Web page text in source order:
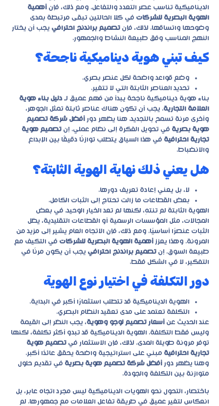
الديناميكية تناسب عصر التعدد والتفاعل. ومع ذلك، فإن أهمية
الهوية البصرية للشركات في كلا الحالتين تبقى مرتبطة بمدى
وضوحها واتساقها. لذلك، فإن تصميم براندنج احترافي يجب أن يختار
النهج المناسب وفق طبيعة النشاط والجمهور.
كيف تبني هوية ديناميكية ناجحة؟
وضع قواعد واضحة لكل عنصر بصري.
تحديد العناصر الثابتة التي لا تتغير.
بناء هوية ديناميكية ناجحة يبدأ من فهم عميق لـ دليل بناء هوية
العلامة التجارية. يجب أن تكون هناك عناصر ثابتة تمثل الجوهر،
وأخرى مرنة تسمح بالتجديد. هنا يظهر دور أفضل شركة تصميم
هوية بصرية في تحويل الفكرة إلى نظام عملي. إن تصميم هوية
تجارية احترافية في هذا السياق يتطلب توازنًا دقيقًا بين الإبداع
والانضباط.
هل يعني ذلك نهاية الهوية الثابتة؟
لا، بل يعني إعادة تعريف دورها.
بعض القطاعات ما زالت تحتاج إلى الثبات الكامل.
الهوية الثابتة لم تنتهِ، لكنها لم تعد الخيار الوحيد. في بعض
المجالات، مثل المؤسسات الرسمية أو القطاعات التقليدية، يظل
الثبات عنصرًا أساسيًا. ومع ذلك، فإن الاتجاه العام يشير إلى مزيد من
المرونة. وهذا يعزز أهمية الهوية البصرية للشركات في التكيف مع
طبيعة السوق. إن تصميم براندنج احترافي يجب أن يكون مرنًا في
التفكير، لا في الشكل فقط.
دور التكلفة في اختيار نوع الهوية
الهوية الديناميكية قد تتطلب استثمارًا أكبر في البداية.
التكلفة تعتمد على مدى تعقيد النظام البصري.
عند الحديث عن أسعار تصميم لوجو وهوية، يجب النظر إلى القيمة
وليس فقط التكلفة. الهوية الديناميكية قد تبدو أكثر تكلفة، لكنها
توفر مرونة طويلة المدى. لذلك، فإن الاستثمار في تصميم هوية
تجارية احترافية مبني على استراتيجية واضحة يحقق عائدًا أكبر.
وهنا يظهر دور أفضل شركة تصميم هوية بصرية في تقديم حلول
متوازنة بين التكلفة والجودة.
باختصار، التحول نحو الهويات الديناميكية ليس مجرد اتجاه عابر، بل
انعكاس لتغير عميق في طريقة تفاعل العلامات مع جمهورها. لم